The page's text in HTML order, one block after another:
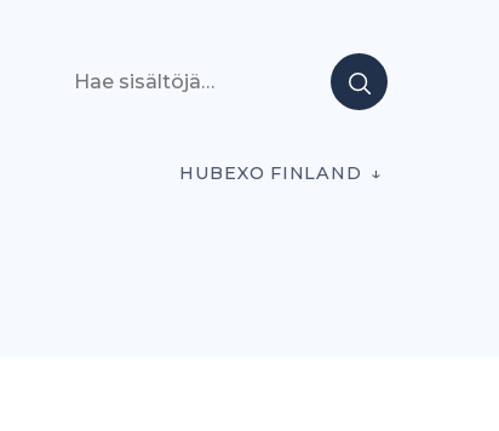
HUBEXO FINLAND